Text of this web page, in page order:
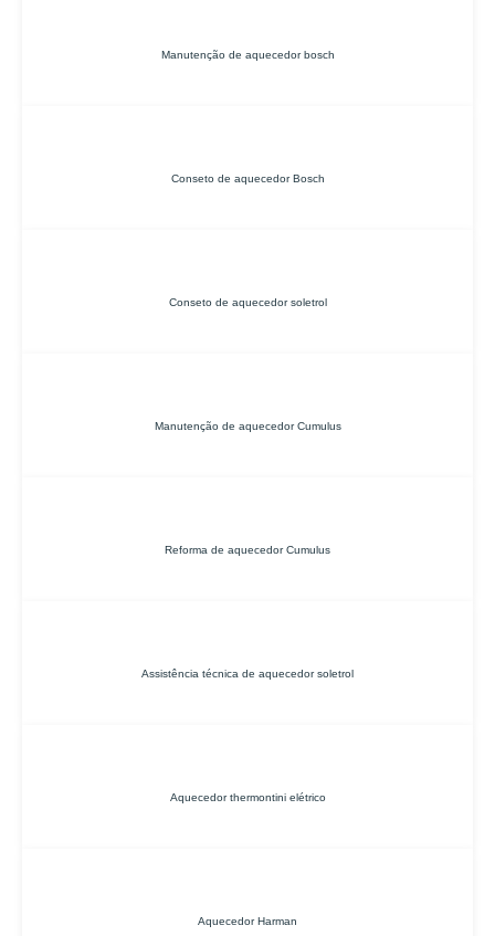
Manutenção de aquecedor bosch
Conseto de aquecedor Bosch
Conseto de aquecedor soletrol
Manutenção de aquecedor Cumulus
Reforma de aquecedor Cumulus
Assistência técnica de aquecedor soletrol
Aquecedor thermontini elétrico
Aquecedor Harman